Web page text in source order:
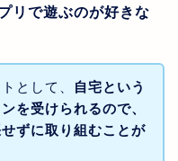
リで遊ぶのが好きな
として、
自宅という
を受けられるので、
ずに取り組むことが